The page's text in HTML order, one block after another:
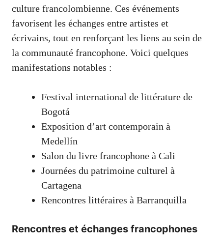
culture francolombienne. Ces événements
favorisent les échanges entre artistes et
écrivains, tout en renforçant les liens au sein de
la communauté francophone. Voici quelques
manifestations notables :
Festival international de littérature de
Bogotá
Exposition d’art contemporain à
Medellín
Salon du livre francophone à Cali
Journées du patrimoine culturel à
Cartagena
Rencontres littéraires à Barranquilla
Rencontres et échanges francophones